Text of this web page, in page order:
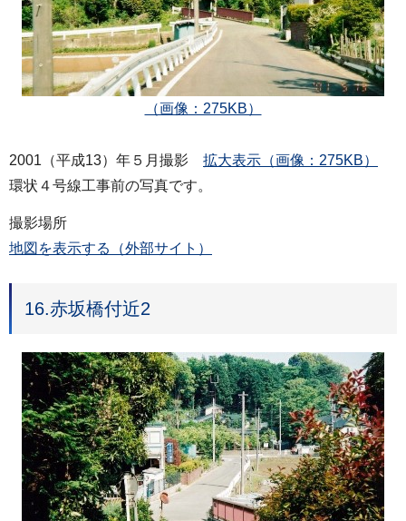
（画像：275KB）
2001（平成13）年５月撮影 拡大表示（画像：275KB）
環状４号線工事前の写真です。
撮影場所
地図を表示する（外部サイト）
16.赤坂橋付近2